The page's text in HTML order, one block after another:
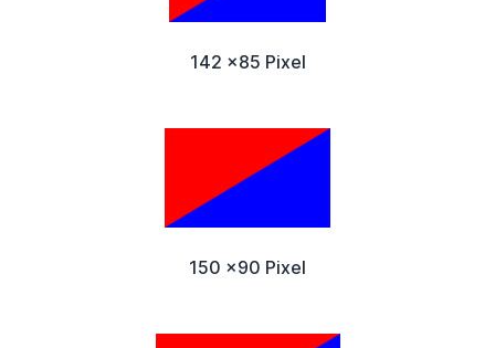
142 x85 Pixel
150 x90 Pixel